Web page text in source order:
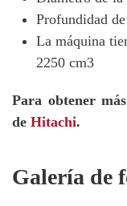
Profundidad
La máquina
2250 cm3
Para obtener
de Hitachi.
Galería de